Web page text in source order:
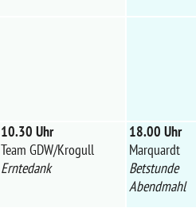
10.30 Uhr
Team GDW/Krogull
Erntedank
18.00 Uhr
Marquardt
Betstunde
Abendmahl